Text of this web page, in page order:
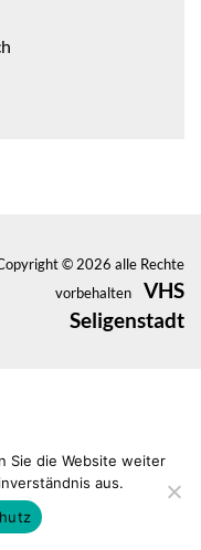
© 2026 alle Rechte
vorbehalten
VHS
Seligenstadt
Sie die Website weiter
aus.